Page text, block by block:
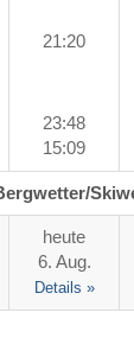
21:20
23:48
15:09
heute
6. Aug.
Details »